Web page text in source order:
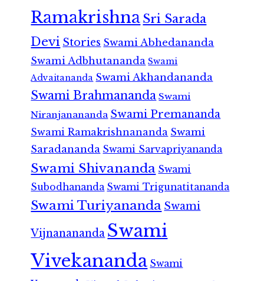
RamakrishnaSri Sarada
Devi Stories Swami Abhedananda
Swami Adbhutananda Swami
Advaitananda Swami Akhandananda
Swami Brahmananda Swami
Niranjanananda Swami Premananda
Swami Ramakrishnananda Swami
Saradananda Swami Sarvapriyananda
Swami Shivananda Swami
Subodhananda Swami Trigunatitananda
Swami Turiyananda Swami
Vijnanananda Swami
Vivekananda Swami